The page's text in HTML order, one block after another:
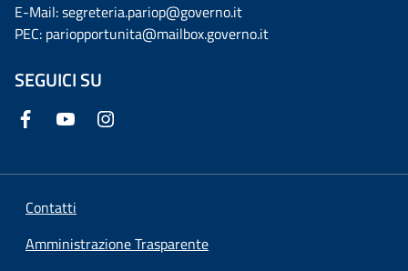
E-Mail: segreteria.pariop@governo.it
PEC: pariopportunita@mailbox.governo.it
SEGUICI SU
Contatti
Amministrazione Trasparente